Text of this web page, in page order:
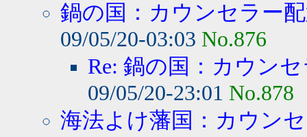
鍋の国：カウンセラー
09/05/20-03:03 No.876
Re: 鍋の国：カウン
09/05/20-23:01 No.878
海法よけ藩国：カウン